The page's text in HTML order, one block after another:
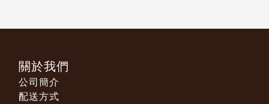
關於我們
公司簡介
配送方式